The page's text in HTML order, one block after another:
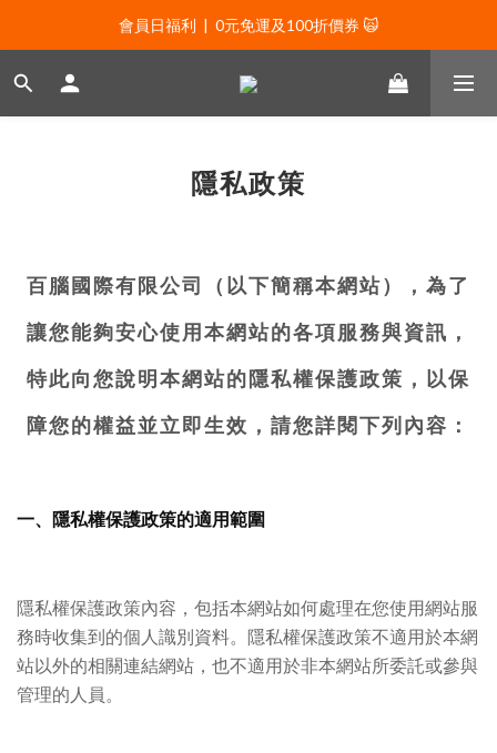
會員日福利  |  0元免運及100折價券 🙀
會員日福利  |  0元免運及100折價券 🙀
會員日福利  |  會員專屬好禮三選一🌟
會員日福利  |  0元免運及100折價券 🙀
隱私政策
百腦國際有限公司（以下簡稱本網站），為了
讓您能夠安心使用本網站的各項服務與資訊，
特此向您說明本網站的隱私權保護政策，以保
障您的權益並立即生效，請您詳閱下列內容：
一、隱私權保護政策的適用範圍
隱私權保護政策內容，包括本網站如何處理在您使用網站服
務時收集到的個人識別資料。隱私權保護政策不適用於本網
站以外的相關連結網站，也不適用於非本網站所委託或參與
管理的人員。